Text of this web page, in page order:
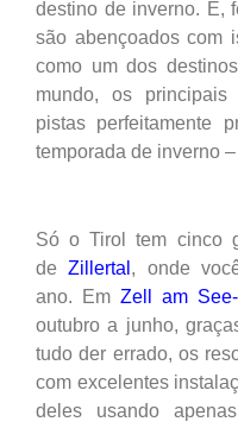
destino de inverno. E,
são abençoados com
como um dos
mundo, os
pistas perfeitamente
temporada de inverno
Só o Tirol tem cinco
deZillertal , onde
ano. Em Zell am
outubro a junho,
tudo der errado, os
com excelentes
deles usando